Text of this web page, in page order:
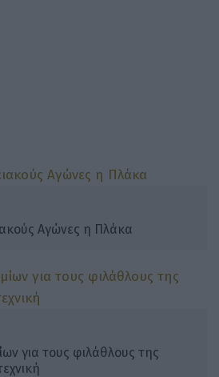
Αγώνες η Πλάκα
για τους φιλάθλους της